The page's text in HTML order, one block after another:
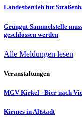
Landesbetrieb für
Grüngut-Sammelstelle
geschlossen werden
Alle Meldungen lesen
Veranstaltungen
MGV Kirkel - Bier nach
Kirmes in Altstadt